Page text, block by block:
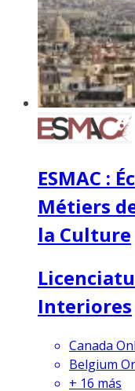
ESMAC :
Métiers
la Culture
Interiores
Canada
Belgium
+ 16 más